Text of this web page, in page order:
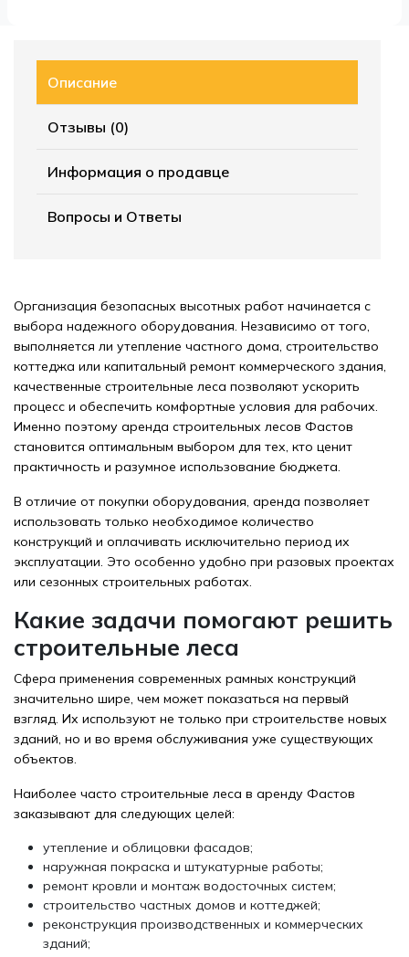
Описание
Отзывы (0)
Информация о продавце
Вопросы и Ответы
Организация безопасных высотных работ начинается с
выбора надежного оборудования. Независимо от того,
выполняется ли утепление частного дома, строительство
коттеджа или капитальный ремонт коммерческого здания,
качественные строительные леса позволяют ускорить
процесс и обеспечить комфортные условия для рабочих.
Именно поэтому аренда строительных лесов Фастов
становится оптимальным выбором для тех, кто ценит
практичность и разумное использование бюджета.
В отличие от покупки оборудования, аренда позволяет
использовать только необходимое количество
конструкций и оплачивать исключительно период их
эксплуатации. Это особенно удобно при разовых проектах
или сезонных строительных работах.
Какие задачи помогают решить
строительные леса
Сфера применения современных рамных конструкций
значительно шире, чем может показаться на первый
взгляд. Их используют не только при строительстве новых
зданий, но и во время обслуживания уже существующих
объектов.
Наиболее часто строительные леса в аренду Фастов
заказывают для следующих целей:
утепление и облицовки фасадов;
наружная покраска и штукатурные работы;
ремонт кровли и монтаж водосточных систем;
строительство частных домов и коттеджей;
реконструкция производственных и коммерческих
зданий;